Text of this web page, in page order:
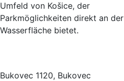
Umfeld von Košice, der
Parkmöglichkeiten direkt an der
Wasserfläche bietet.
Bukovec 1120, Bukovec